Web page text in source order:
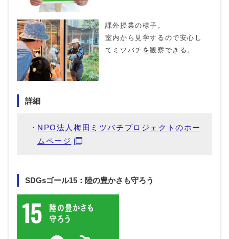
課外授業の様子。
室内から見学するので安心し
てミツバチを観察できる。
詳細
NPO法人梅田ミツバチプロジェクトのホー
ムページ
SDGsゴール15：陸の豊かさも守ろう